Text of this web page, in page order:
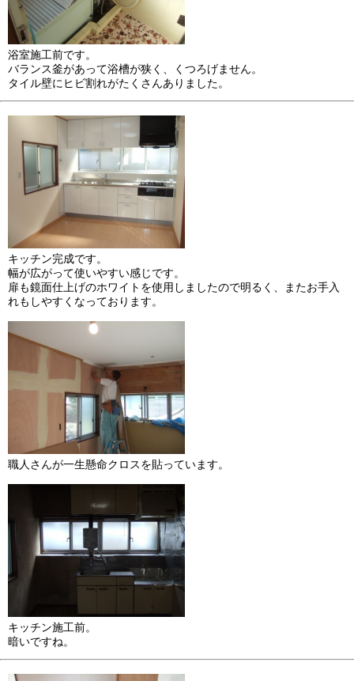
浴室施工前です。
バランス釜があって浴槽が狭く、くつろげません。
タイル壁にヒビ割れがたくさんありました。
キッチン完成です。
幅が広がって使いやすい感じです。
扉も鏡面仕上げのホワイトを使用しましたので明るく、またお手入
れもしやすくなっております。
職人さんが一生懸命クロスを貼っています。
キッチン施工前。
暗いですね。